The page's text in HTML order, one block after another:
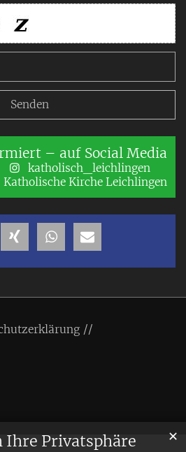
Ihre Privatsphäre ✕
– auf Social Media
katholisch_leichlingen
Katholische Kirche Leichlingen